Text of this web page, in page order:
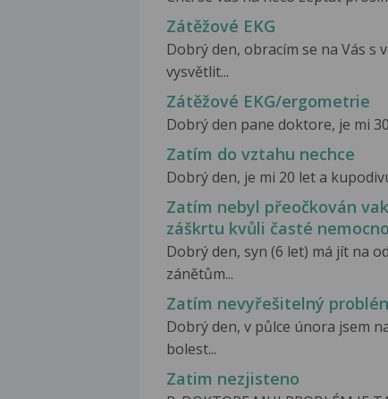
Zátěžové EKG
Dobrý den, obracím se na Vás s
vysvětlit...
Zátěžové EKG/ergometrie
Dobrý den pane doktore, je mi
Zatím do vztahu nechce
Dobrý den, je mi 20 let a
Zatím nebyl přeočkován
záškrtu kvůli časté
Dobrý den, syn (6 let) má jít na
zánětům...
Zatím nevyřešitelný problén
Dobrý den, v půlce února jsem
bolest...
Zatim nezjisteno